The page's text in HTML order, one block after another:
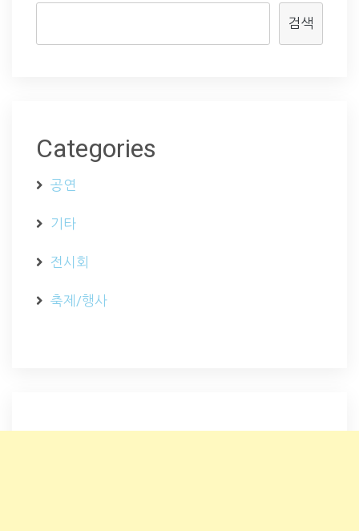
검색
Categories
공연
기타
전시회
축제/행사